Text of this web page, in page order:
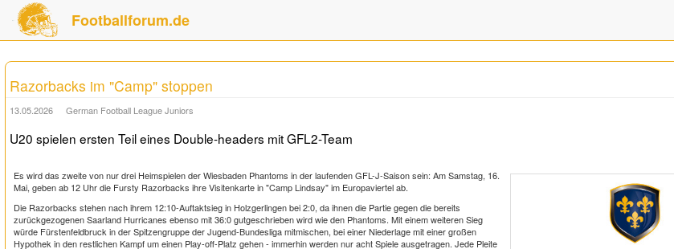
Footballforum.de
Razorbacks im "Camp" stoppen
13.05.2026 German Football League Juniors
U20 spielen ersten Teil eines Double-headers mit GFL2-Team
Es wird das zweite von nur drei Heimspielen der Wiesbaden Phantoms in der laufenden GFL-J-Saison sein: Am Samstag, 16.
Mai, geben ab 12 Uhr die Fursty Razorbacks ihre Visitenkarte in "Camp Lindsay" im Europaviertel ab.
Die Razorbacks stehen nach ihrem 12:10-Auftaktsieg in Holzgerlingen bei 2:0, da ihnen die Partie gegen die bereits
zurückgezogenen Saarland Hurricanes ebenso mit 36:0 gutgeschrieben wird wie den Phantoms. Mit einem weiteren Sieg
würde Fürstenfeldbruck in der Spitzengruppe der Jugend-Bundesliga mitmischen, bei einer Niederlage mit einer großen
Hypothek in den restlichen Kampf um einen Play-off-Platz gehen - immerhin werden nur acht Spiele ausgetragen. Jede Pleite